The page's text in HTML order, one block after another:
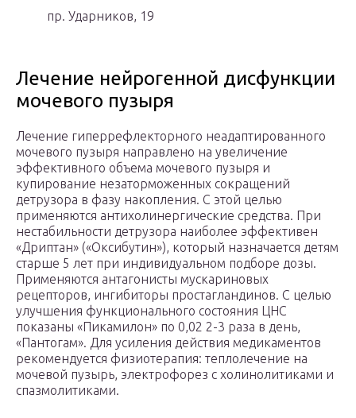
пр. Ударников, 19
Лечение нейрогенной дисфункции
мочевого пузыря
Лечение гиперрефлекторного неадаптированного
мочевого пузыря направлено на увеличение
эффективного объема мочевого пузыря и
купирование незаторможенных сокращений
детрузора в фазу накопления. С этой целью
применяются антихолинергические средства. При
нестабильности детрузора наиболее эффективен
«Дриптан» («Оксибутин»), который назначается детям
старше 5 лет при индивидуальном подборе дозы.
Применяются антагонисты мускариновых
рецепторов, ингибиторы простагландинов. С целью
улучшения функционального состояния ЦНС
показаны «Пикамилон» по 0,02 2-3 раза в день,
«Пантогам». Для усиления действия медикаментов
рекомендуется физиотерапия: теплолечение на
мочевой пузырь, электрофорез с холинолитиками и
спазмолитиками.